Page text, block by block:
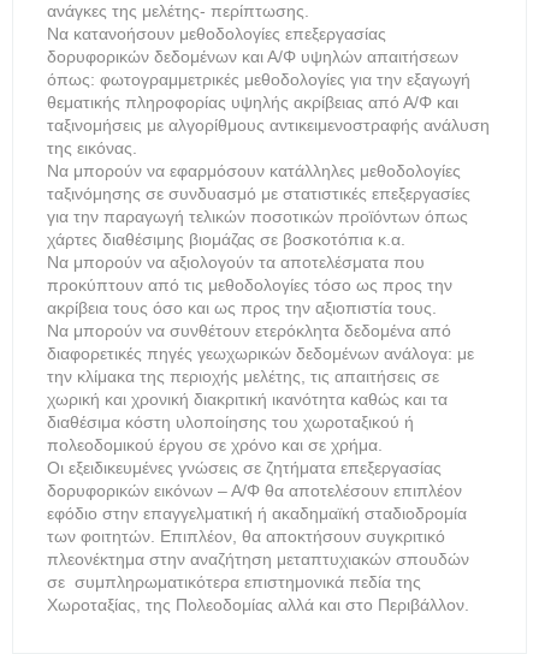
ανάγκες της μελέτης- περίπτωσης.
Να κατανοήσουν μεθοδολογίες επεξεργασίας
δορυφορικών δεδομένων και Α/Φ υψηλών απαιτήσεων
όπως: φωτογραμμετρικές μεθοδολογίες για την εξαγωγή
θεματικής πληροφορίας υψηλής ακρίβειας από Α/Φ και
ταξινομήσεις με αλγορίθμους αντικειμενοστραφής ανάλυση
της εικόνας.
Να μπορούν να εφαρμόσουν κατάλληλες μεθοδολογίες
ταξινόμησης σε συνδυασμό με στατιστικές επεξεργασίες
για την παραγωγή τελικών ποσοτικών προϊόντων όπως
χάρτες διαθέσιμης βιομάζας σε βοσκοτόπια κ.α.
Να μπορούν να αξιολογούν τα αποτελέσματα που
προκύπτουν από τις μεθοδολογίες τόσο ως προς την
ακρίβεια τους όσο και ως προς την αξιοπιστία τους.
Να μπορούν να συνθέτουν ετερόκλητα δεδομένα από
διαφορετικές πηγές γεωχωρικών δεδομένων ανάλογα: με
την κλίμακα της περιοχής μελέτης, τις απαιτήσεις σε
χωρική και χρονική διακριτική ικανότητα καθώς και τα
διαθέσιμα κόστη υλοποίησης του χωροταξικού ή
πολεοδομικού έργου σε χρόνο και σε χρήμα.
Οι εξειδικευμένες γνώσεις σε ζητήματα επεξεργασίας
δορυφορικών εικόνων – Α/Φ θα αποτελέσουν επιπλέον
εφόδιο στην επαγγελματική ή ακαδημαϊκή σταδιοδρομία
των φοιτητών. Επιπλέον, θα αποκτήσουν συγκριτικό
πλεονέκτημα στην αναζήτηση μεταπτυχιακών σπουδών
σε συμπληρωματικότερα επιστημονικά πεδία της
Χωροταξίας, της Πολεοδομίας αλλά και στο Περιβάλλον.